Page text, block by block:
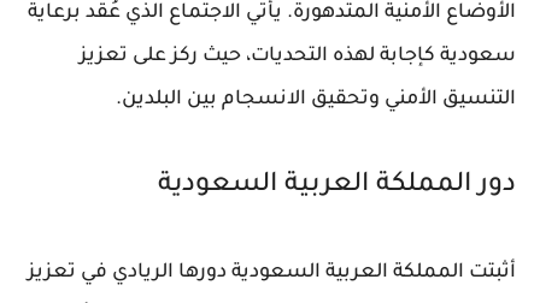
الأوضاع الأمنية المتدهورة. يأتي الاجتماع الذي عُقد برعاية
سعودية كإجابة لهذه التحديات، حيث ركز على تعزيز
التنسيق الأمني وتحقيق الانسجام بين البلدين.
دور المملكة العربية السعودية
أثبتت المملكة العربية السعودية دورها الريادي في تعزيز